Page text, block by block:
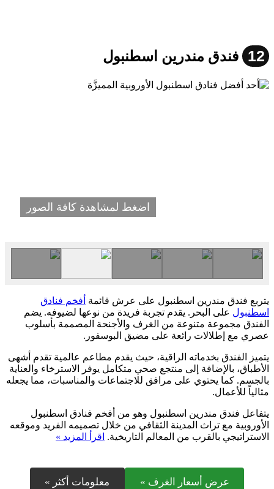
12 فندق مندرين اسطنبول
اضغط لمشاهدة كافة الصور
يتربع فندق مندرين اسطنبول على عرش قائمة أفخم فنادق
اسطنبول على البحر. يقدم تجربة فريدة من نوعها لضيوفه. يضم
الفندق مجموعة متنوعة من الغرف والأجنحة المصممة بأسلوب
عصري مع إطلالات رائعة على مضيق البوسفور.
يتميز الفندق بخدماته الراقية، حيث يقدم مطاعم عالمية تقدم أشهى
الأطباق، بالإضافة إلى منتجع صحي متكامل يوفر الاسترخاء والعناية
بالجسم. كما يحتوي على مرافق للاجتماعات والمناسبات، مما يجعله
مثالياً للأعمال.
يتفاعل فندق مندرين اسطنبول وهو من أفخم فنادق اسطنبول
الأوروبية مع تراث المدينة الثقافي من خلال تصميمه الفريد وموقعه
الاستراتيجي بالقرب من المعالم التاريخية. اقرأ المزيد »
عرض أسعار الغرف » معلومات أكثر »